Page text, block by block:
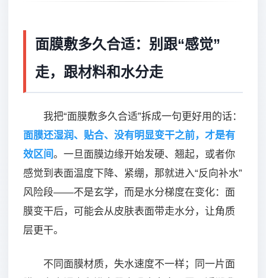
面膜敷多久合适：别跟“感觉”
走，跟材料和水分走
我把“面膜敷多久合适”拆成一句更好用的话：
面膜还湿润、贴合、没有明显变干之前，才是有
效区间。一旦面膜边缘开始发硬、翘起，或者你
感觉到表面温度下降、紧绷，那就进入“反向补水”
风险段——不是玄学，而是水分梯度在变化：面
膜变干后，可能会从皮肤表面带走水分，让角质
层更干。
不同面膜材质，失水速度不一样；同一片面